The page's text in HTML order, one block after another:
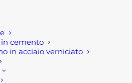
cemento
in acciaio verniciato
porfido e granito, come il
, sono tutte pietre
eccellente qualità. Infatti
provengono da giacimenti
Inoltre è i granulati
un vasto assortimento di